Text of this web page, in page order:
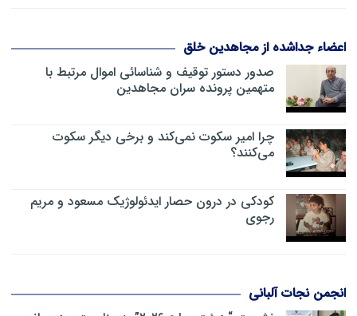
اعضاء جداشده از مجاهدین خلق
صدور دستور توقیف و شناسائی اموال مرتبط با
متهمین پرونده سران مجاهدین
چرا امیر سکوت نمی‌کند و برخی دیگر سکوت
می‌کنند؟
کودکی در درون حصار ایدئولوژیک مسعود و مریم
رجوی
انجمن نجات آلبانی